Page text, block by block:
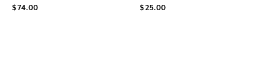
$ 74.00 $ 25.00